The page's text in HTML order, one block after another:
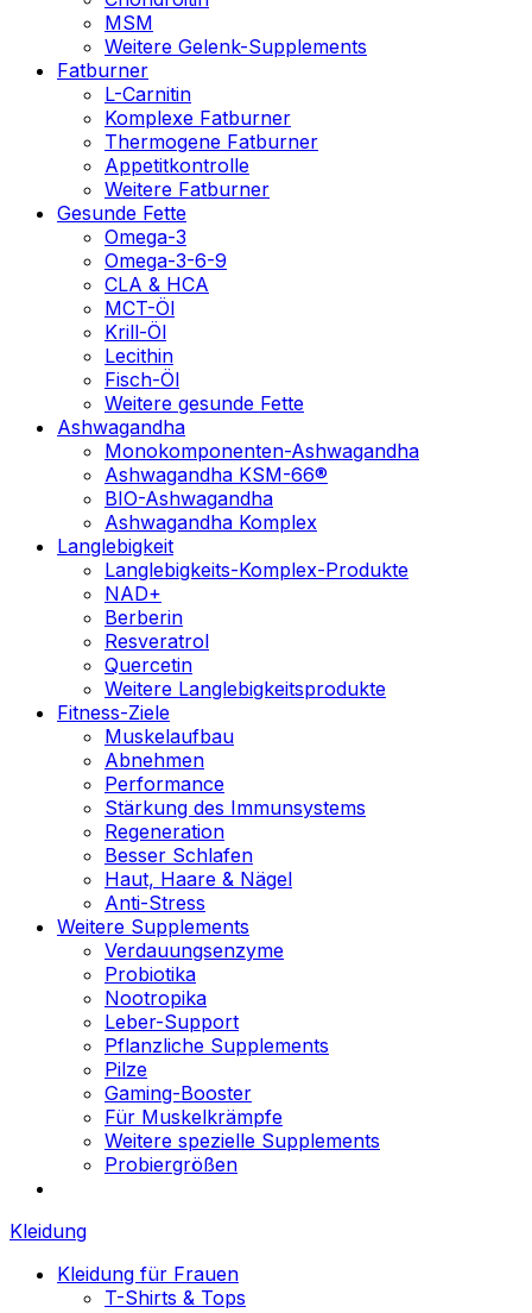
MSM
Weitere Gelenk-Supplements
Fatburner
L-Carnitin
Komplexe Fatburner
Thermogene Fatburner
Appetitkontrolle
Weitere Fatburner
Gesunde Fette
Omega-3
Omega-3-6-9
CLA & HCA
MCT-Öl
Krill-Öl
Lecithin
Fisch-Öl
Weitere gesunde Fette
Ashwagandha
Monokomponenten-Ashwagandha
Ashwagandha KSM-66®
BIO-Ashwagandha
Ashwagandha Komplex
Langlebigkeit
Langlebigkeits-Komplex-Produkte
NAD+
Berberin
Resveratrol
Quercetin
Weitere Langlebigkeitsprodukte
Fitness-Ziele
Muskelaufbau
Abnehmen
Performance
Stärkung des Immunsystems
Regeneration
Besser Schlafen
Haut, Haare & Nägel
Anti-Stress
Weitere Supplements
Verdauungsenzyme
Probiotika
Nootropika
Leber-Support
Pflanzliche Supplements
Pilze
Gaming-Booster
Für Muskelkrämpfe
Weitere spezielle Supplements
Probiergrößen
Kleidung
Kleidung für Frauen
T-Shirts & Tops